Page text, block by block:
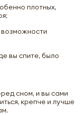
плотных,
вы спите, было
сном, и вы сами
крепче и лучше